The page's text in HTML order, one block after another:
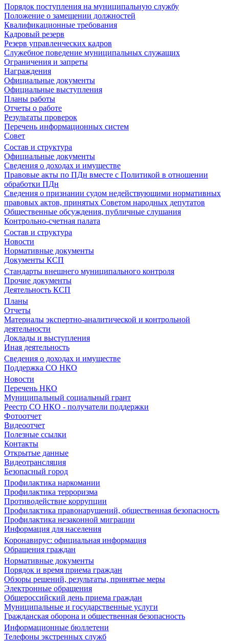
Порядок поступления на муниципальную службу
Положение о замещении должностей
Квалификационные требования
Кадровый резерв
Резерв управленческих кадров
Служебное поведение муниципальных служащих
Ограничения и запреты
Награждения
Официальные документы
Официальные выступления
Планы работы
Отчеты о работе
Результаты проверок
Перечень информационных систем
Совет
Состав и структура
Официальные документы
Сведения о доходах и имуществе
Правовые акты по ПДн вместе с Политикой в отношении
обработки ПДн
Сведения о признании судом недействующими нормативных
правовых актов, принятых Советом народных депутатов
Общественные обсуждения, публичные слушания
Контрольно-счетная палата
Состав и структура
Новости
Нормативные документы
Документы КСП
Стандарты внешнего муниципального контроля
Прочие документы
Деятельность КСП
Планы
Отчеты
Материалы экспертно-аналитической и контрольной
деятельности
Доклады и выступления
Иная деятельность
Сведения о доходах и имуществе
Поддержка СО НКО
Новости
Перечень НКО
Муниципальный социальный грант
Реестр СО НКО - получатели поддержки
Фотоотчет
Видеоотчет
Полезные ссылки
Контакты
Открытые данные
Видеотрансляция
Безопасный город
Профилактика наркомании
Профилактика терроризма
Противодействие коррупции
Профилактика правонарушений, общественная безопасность
Профилактика незаконной миграции
Информация для населения
Коронавирус: официальная информация
Обращения граждан
Нормативные документы
Порядок и время приема граждан
Обзоры решений, результаты, принятые меры
Электронные обращения
Общероссийский день приема граждан
Муниципальные и государственные услуги
Гражданская оборона и общественная безопасность
Информационные бюллетени
Телефоны экстренных служб